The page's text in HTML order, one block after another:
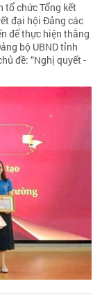
tổ chức Tổng kết
đại hội Đảng các
để thực hiện thắng
bộ UBND tỉnh
đề: “Nghị quyết -